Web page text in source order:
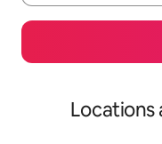
Locations